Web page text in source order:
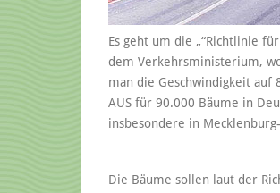
Es geht um die „“Richtlinie
dem Verkehrsministerium,
man die Geschwindigkeit
AUS für 90.000 Bäume in
insbesondere in
Die Bäume sollen laut der